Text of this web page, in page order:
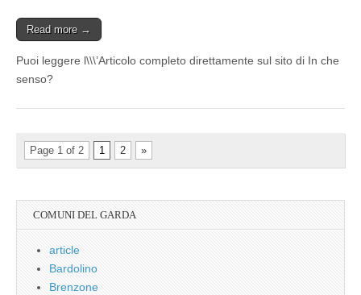
Read more →
Puoi leggere l\\\’Articolo completo direttamente sul sito di In che
senso?
Page 1 of 2 1 2 »
COMUNI DEL GARDA
article
Bardolino
Brenzone